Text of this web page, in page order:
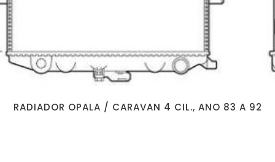
RADIADOR OPALA / CARAVAN 4 CIL., ANO 83 A 92